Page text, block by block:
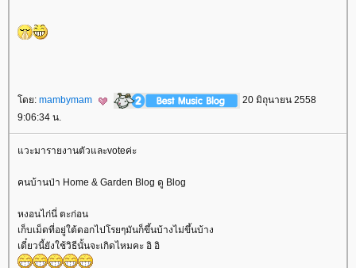
ดย: mambymam
20 มิถุนายน 2558
9:06:34 น.
วะมารายงานตัวและvoteค่ะ
คนบ้านป่า Home & Garden Blog ดู Blog
หงอนไก่นี่ ตะก่อน
เก็บเม็ดที่อยู่ใต้ดอกไปโรยๆมันก็ขึ้นบ้างไม่ขึ้นบ้าง
เดี๋ยวนี้ยังใช้วิธีนั้นจะเกิดไหมคะ อิ อิ